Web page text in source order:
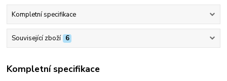
Kompletní specifikace
Související zboží 6
Kompletní specifikace